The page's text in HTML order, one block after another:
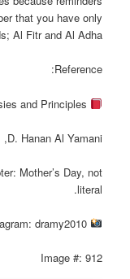
that you have only
Al Fitr and Al Adha.
Reference:
D. Hanan Al Yamani,
Mother’s Day, not
literal.
Image #: 912